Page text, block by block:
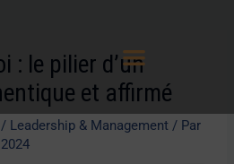
: le pilier d’un
et affirmé
/ Leadership & Management / Par